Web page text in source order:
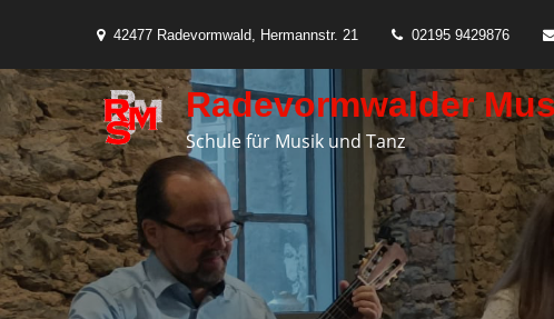
content
42477 Radevormwald, Hermannstr. 21 02195 9429876
Radevormwalder
Schule für Musik und Tanz